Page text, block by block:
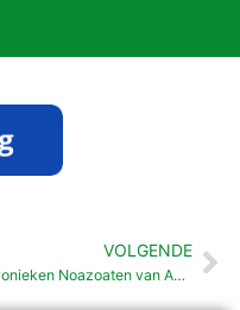
VOLGENDE
1 Kronieken Noazoaten van Abraham (1:28-42)